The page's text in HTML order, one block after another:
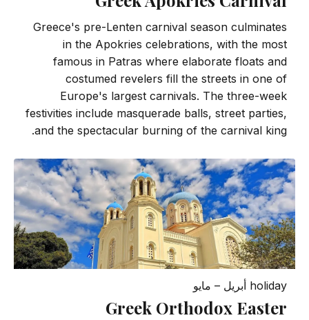
Greece's pre-Lenten carnival season culminates
in the Apokries celebrations, with the most
famous in Patras where elaborate floats and
costumed revelers fill the streets in one of
Europe's largest carnivals. The three-week
festivities include masquerade balls, street parties,
and the spectacular burning of the carnival king.
holiday أبريل – مايو
Greek Orthodox Easter